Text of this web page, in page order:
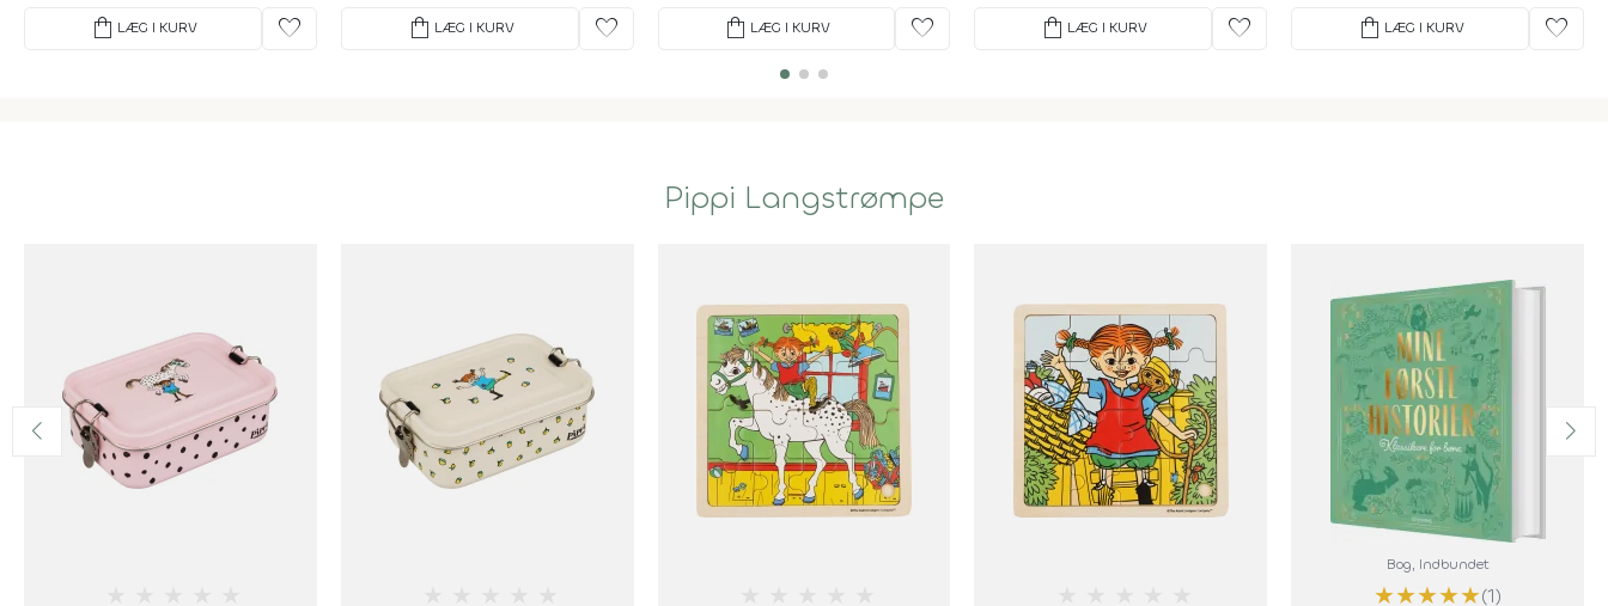
shopping_bag LÆG I KURV favorite shopping_bag LÆG I KURV favorite shopping_bag LÆG I KURV favorite shopping_bag LÆG I KURV favorite shopping_bag LÆG I KURV favorite
Pippi Langstrømpe
Bog, Indbundet
★★★★★(1)